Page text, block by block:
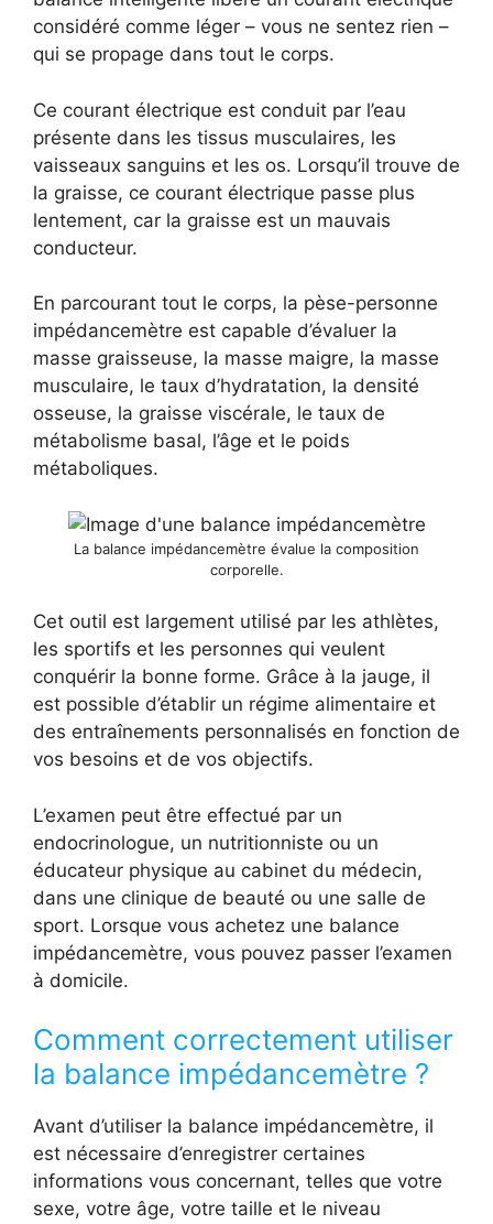
considéré comme léger – vous ne sentez rien –
qui se propage dans tout le corps.
Ce courant électrique est conduit par l’eau
présente dans les tissus musculaires, les
vaisseaux sanguins et les os. Lorsqu’il trouve de
la graisse, ce courant électrique passe plus
lentement, car la graisse est un mauvais
conducteur.
En parcourant tout le corps, la pèse-personne
impédancemètre est capable d’évaluer la
masse graisseuse, la masse maigre, la masse
musculaire, le taux d’hydratation, la densité
osseuse, la graisse viscérale, le taux de
métabolisme basal, l’âge et le poids
métaboliques.
La balance impédancemètre évalue la composition
corporelle.
Cet outil est largement utilisé par les athlètes,
les sportifs et les personnes qui veulent
conquérir la bonne forme. Grâce à la jauge, il
est possible d’établir un régime alimentaire et
des entraînements personnalisés en fonction de
vos besoins et de vos objectifs.
L’examen peut être effectué par un
endocrinologue, un nutritionniste ou un
éducateur physique au cabinet du médecin,
dans une clinique de beauté ou une salle de
sport. Lorsque vous achetez une balance
impédancemètre, vous pouvez passer l’examen
à domicile.
Comment correctement utiliser
la balance impédancemètre ?
Avant d’utiliser la balance impédancemètre, il
est nécessaire d’enregistrer certaines
informations vous concernant, telles que votre
sexe, votre âge, votre taille et le niveau